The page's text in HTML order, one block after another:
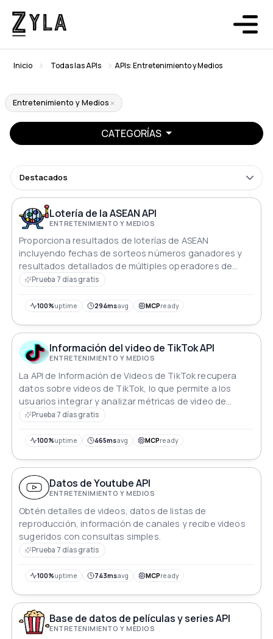
Inicio Todas las APIs APIs: Entretenimiento y Medios
Entretenimiento y Medios
CATEGORÍAS
Destacados
Lotería de la ASEAN API
ENTRETENIMIENTO Y MEDIOS
Proporciona resultados de loterías de ASEAN
incluyendo fechas de sorteos números ganadores y
resultados detallados de múltiples operadores de
lotería oficiales en el sudeste asiático
Prueba 7 días gratis
100%uptime 294msavg MCPready
Información del video de TikTok API
ENTRETENIMIENTO Y MEDIOS
La API de Información de Videos de TikTok recupera
datos sobre videos de TikTok, lo que permite a los
usuarios integrar y analizar métricas de video de
manera programática.
Prueba 7 días gratis
100%uptime 465msavg MCPready
Datos de Youtube API
ENTRETENIMIENTO Y MEDIOS
Obtén detalles de videos, datos de listas de
reproducción, información de canales y recibe videos
sugeridos con consultas simples.
Prueba 7 días gratis
100%uptime 743msavg MCPready
Base de datos de películas y series API
ENTRETENIMIENTO Y MEDIOS